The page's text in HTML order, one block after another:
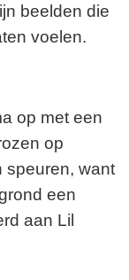
beelden die
voelen.
op met een
op
speuren, want
een
aan Lil